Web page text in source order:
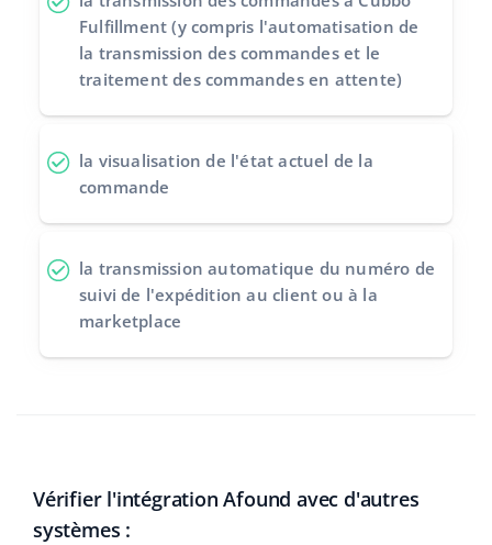
Fulfillment (y compris l'automatisation de
la transmission des commandes et le
traitement des commandes en attente)
la visualisation de l'état actuel de la
commande
la transmission automatique du numéro de
suivi de l'expédition au client ou à la
marketplace
Vérifier l'intégration Afound avec d'autres
systèmes :